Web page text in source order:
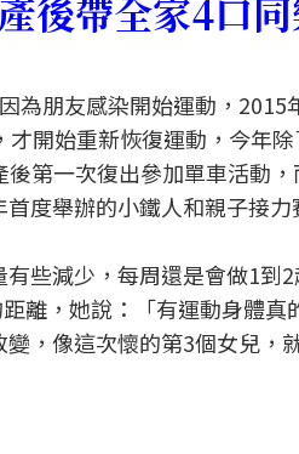
後帶全家4口
為朋友感染開始運動，
開始重新恢復運動，今年
第一次復出參加單車活動
度舉辦的小鐵人和親子接力
些減少，每周還是會做1到
離，她說：「有運動身體
，像這次懷的第3個女兒，